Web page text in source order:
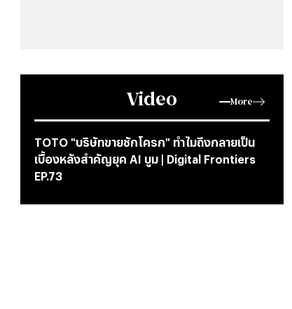
Video More
TOTO "บริษัทขายชักโครก" ทำไมถึงกลายเป็น
เบื้องหลังสำคัญยุค AI บูม | Digital Frontiers
EP.73